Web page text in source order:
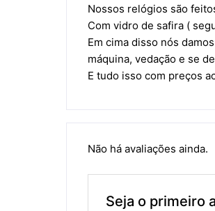
Nossos relógios são
Com vidro de safira (
Em cima disso nós
máquina, vedação e se
E tudo isso com preços
Não há avaliações ainda.
Seja o primeiro